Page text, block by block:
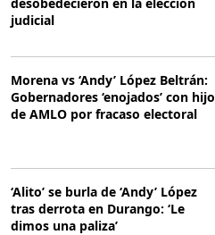
judicial
Morena vs ‘Andy’ López Beltrán:
Gobernadores ‘enojados’ con hijo
de AMLO por fracaso electoral
‘Alito’ se burla de ‘Andy’ López
tras derrota en Durango: ‘Le
dimos una paliza’